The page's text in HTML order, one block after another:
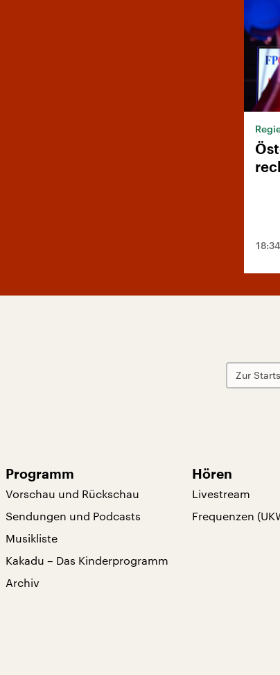
Zur
Programm
Vorschau und Rückschau
Sendungen und Podcasts
Musikliste
Kakadu – Das Kinderprogramm
Archiv
Hören
Livestream
Frequenzen